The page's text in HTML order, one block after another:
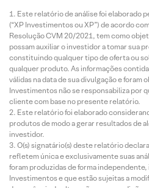
Este relatório de análise foi elaborado
(“XP Investimentos ou XP”) de acordo
Resolução CVM 20/2021, tem como
possam auxiliar o investidor a tomar sua
constituindo qualquer tipo de oferta ou
qualquer produto. As informações
válidas na data de sua divulgação e foram
Investimentos não se responsabiliza por
cliente com base no presente relatório.
Este relatório foi elaborado
produtos de modo a gerar resultados de
investidor.
O(s) signatário(s) deste relatório
refletem única e exclusivamente suas
foram produzidas de forma independente,
Investimentos e que estão sujeitas a